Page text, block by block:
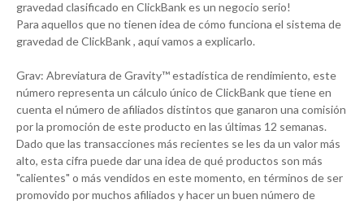
gravedad clasificado en ClickBank es un negocio serio!
Para aquellos que no tienen idea de cómo funciona el sistema de
gravedad de ClickBank , aquí vamos a explicarlo.
Grav: Abreviatura de Gravity™ estadística de rendimiento, este
número representa un cálculo único de ClickBank que tiene en
cuenta el número de afiliados distintos que ganaron una comisión
por la promoción de este producto en las últimas 12 semanas.
Dado que las transacciones más recientes se les da un valor más
alto, esta cifra puede dar una idea de qué productos son más
"calientes" o más vendidos en este momento, en términos de ser
promovido por muchos afiliados y hacer un buen número de